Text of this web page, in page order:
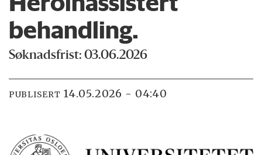
behandling.
Søknadsfrist: 03.06.2026
PUBLISERT 14.05.2026 - 04:40